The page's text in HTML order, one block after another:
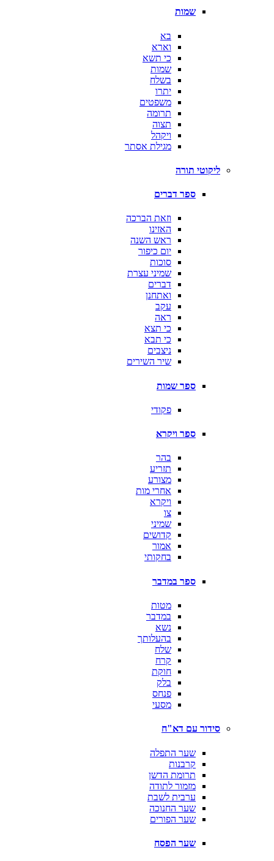
שמות
בא
וארא
כי תשא
שמות
בשלח
יתרו
משפטים
תרומה
תצוה
ויקהל
מגילת אסתר
ליקוטי תורה
ספר דברים
וזאת הברכה
האזינו
ראש השנה
יום כיפור
סוכות
שמיני עצרת
דברים
ואתחנן
עקב
ראה
כי תצא
כי תבא
ניצבים
שיר השירים
ספר שמות
פקודי
ספר ויקרא
בהר
תזריע
מצורע
אחרי מות
ויקרא
צו
שמיני
קדושים
אמור
בחקותי
ספר במדבר
מטות
במדבר
נשא
בהעלותך
שלח
קרח
חוקת
בלק
פנחס
מסעי
סידור עם דא"ח
שער התפלה
קרבנות
תרומת הדשן
מזמור לתודה
ערבית לשבת
שער החנוכה
שער הפורים
שער הפסח